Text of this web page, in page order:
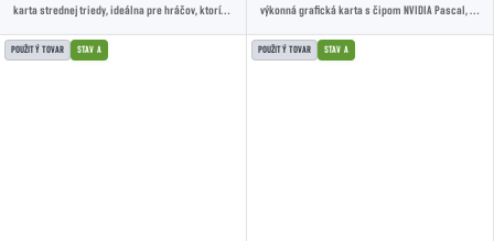
karta strednej triedy, ideálna pre hráčov, ktorí
výkonná grafická karta s čipom NVIDIA Pascal, 8
POUŽITÝ TOVAR STAV A POUŽITÝ TOVAR STAV A